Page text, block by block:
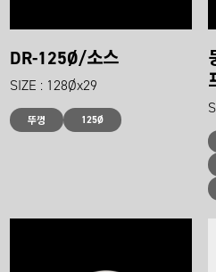
DR-125Ø/소스
SIZE : 128Øx29
뚜껑 125Ø